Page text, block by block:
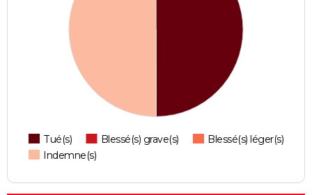
Tué(s) Blessé(s) grave(s)
Blessé(s) léger(s)
Indemne(s)